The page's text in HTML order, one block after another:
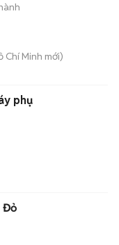
Chí Minh mới)
phụ
Đỏ